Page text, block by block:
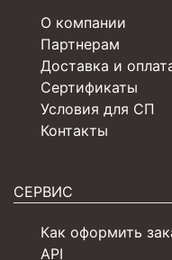
О компании
Партнерам
Доставка и
Сертификаты
Условия для СП
Контакты
СЕРВИС
Как оформить
API